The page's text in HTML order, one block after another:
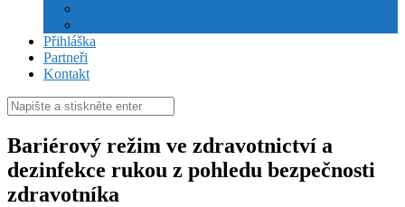
Přihláška
Partneři
Kontakt
Hledat:
Bariérový režim ve zdravotnictví a
dezinfekce rukou z pohledu bezpečnosti
zdravotníka